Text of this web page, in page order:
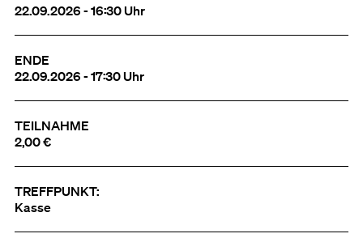
22.09.2026 - 16:30 Uhr
ENDE
22.09.2026 - 17:30 Uhr
TEILNAHME
2,00 €
TREFFPUNKT:
Kasse